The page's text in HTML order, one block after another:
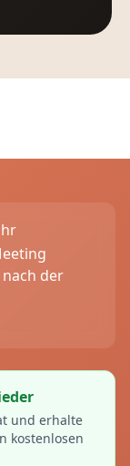
der
und erhalte
kostenlosen